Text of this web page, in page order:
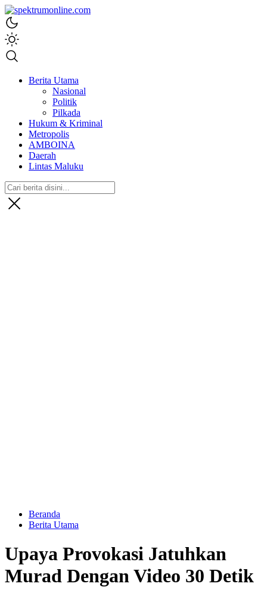
spektrumonline.com
Berita Utama
Nasional
Politik
Pilkada
Hukum & Kriminal
Metropolis
AMBOINA
Daerah
Lintas Maluku
Beranda
Berita Utama
Upaya Provokasi Jatuhkan
Murad Dengan Video 30 Detik